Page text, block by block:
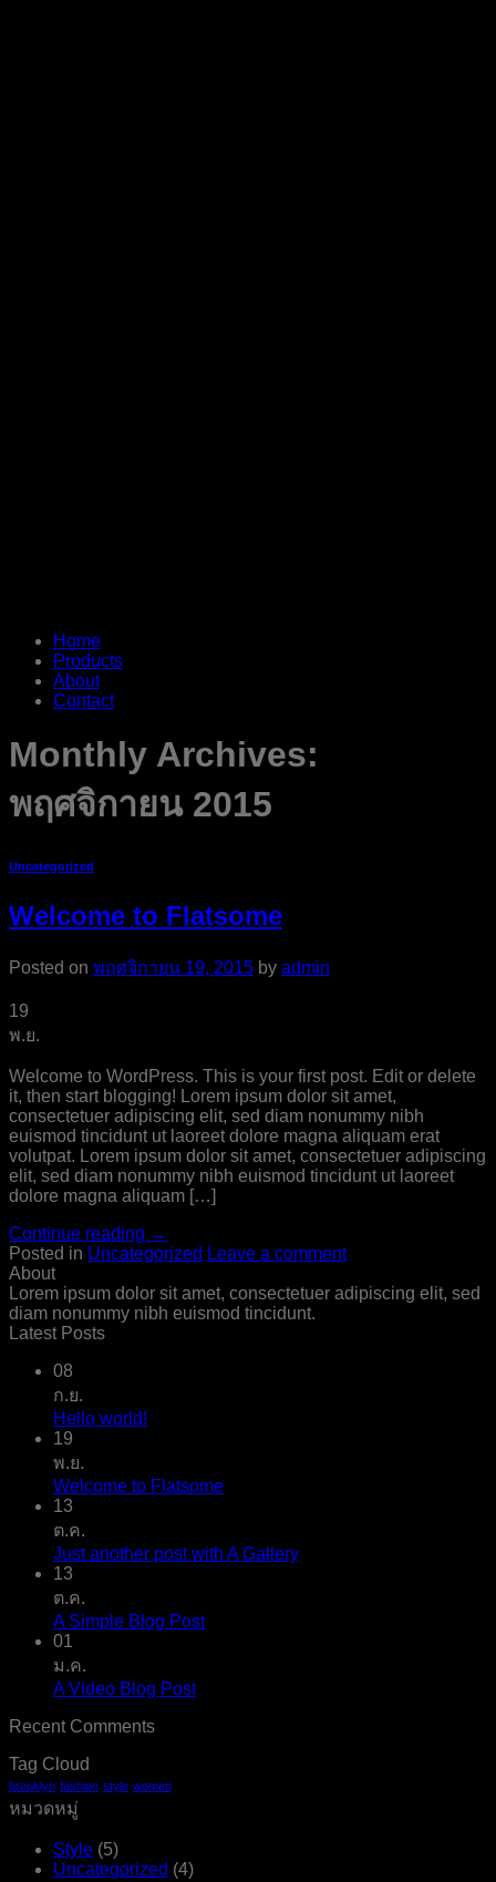
Home
Products
About
Contact
Monthly Archives:
พฤศจิกายน 2015
Uncategorized
Welcome to Flatsome
Posted on พฤศจิกายน 19, 2015 by admin
19
พ.ย.
Welcome to WordPress. This is your first post. Edit or delete
it, then start blogging! Lorem ipsum dolor sit amet,
consectetuer adipiscing elit, sed diam nonummy nibh
euismod tincidunt ut laoreet dolore magna aliquam erat
volutpat. Lorem ipsum dolor sit amet, consectetuer adipiscing
elit, sed diam nonummy nibh euismod tincidunt ut laoreet
dolore magna aliquam […]
Continue reading →
Posted in Uncategorized Leave a comment
About
Lorem ipsum dolor sit amet, consectetuer adipiscing elit, sed
diam nonummy nibh euismod tincidunt.
Latest Posts
08
ก.ย.
Hello world!
19
พ.ย.
Welcome to Flatsome
13
ต.ค.
Just another post with A Gallery
13
ต.ค.
A Simple Blog Post
01
ม.ค.
A Video Blog Post
Recent Comments
Tag Cloud
brooklyn fashion style women
หมวดหมู่
Style (5)
Uncategorized (4)